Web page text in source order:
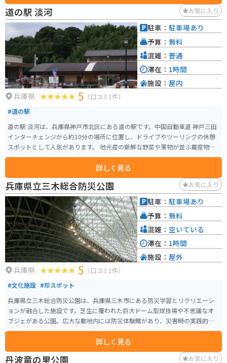
道の駅 淡河 お気に入り
兵庫県 5 （口コミ1件）
#道の駅
道の駅 淡河は、兵庫県神戸市北区にある道の駅です。中国自動車道 神戸三田
インターチェンジから約10分の場所に位置し、ドライブやツーリングの休憩
スポットとして人気があります。 地元産の新鮮な野菜や果物が並ぶ農産物直
売所は、道の駅 淡河の魅力の一つです。採れたての野菜や果物はもちろんの
こと、地元産の素材を使った加工品なども販売されています。 また、レスト
ランでは、地元産の食材をふんだんに使った料理を楽しむことができます。
淡河産のそば粉を使った手打ちそばや、地元産の野菜を使った天ぷらなど、
ここでしか味わえない味が人気です。 バイクで訪れる際は、広々とした駐車
場があるので安心して駐車できます。道の駅周辺には、自然豊かな観光スポ
ットも多いので、ツーリングの拠点としてもおすすめです。 道の駅 淡河は、
地元の魅力が詰まった道の駅です。新鮮な農産物や地元グルメを楽しみなが
ら、ゆっくりと休憩してみてはいかがでしょうか。
詳しく見る
駐車： 駐車場あり
予算： 無料
混雑： 普通
滞在： 1時間
施設： 屋内
兵庫県立三木総合防災公園 お気に入り
兵庫県 5 （口コミ1件）
#文化施設 #珍スポット
兵庫県立三木総合防災公園は、兵庫県三木市にある防災学習とリクリエーシ
ョンが融合した施設です。芝生に覆われた巨大ドーム型球技場や不思議なオ
ブジェがある公園。広大な敷地内には防災体験館があり、災害時の実践的な
知識を楽しみながら学べます。自然豊かな環境でピクニックやジョギングも
楽しめ、ファミリーやカップルに人気です。 バイクで訪れる際は、駐車場が
整備されておりアクセス良好。周辺の山間部はツーリングにも適しており、
詳しく見る
駐車： 駐車場あり
予算： 無料
混雑： 空いている
滞在： 1時間
施設： 屋外
丹波竜の里公園 お気に入り